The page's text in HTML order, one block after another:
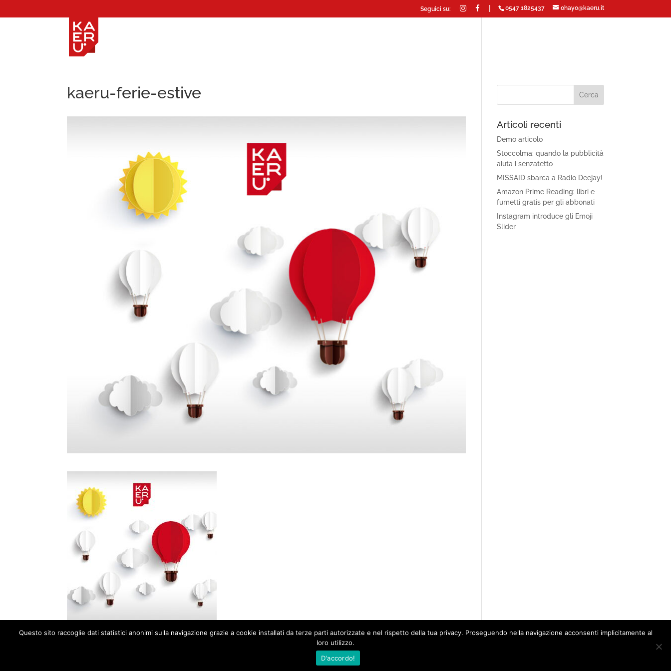
0547 1825437 ohayo@kaeru.it
Seguici su:
kaeru-ferie-estive
Articoli recenti
Demo articolo
Stoccolma: quando la pubblicità
aiuta i senzatetto
MISSAID sbarca a Radio Deejay!
Amazon Prime Reading: libri e
fumetti gratis per gli abbonati
Instagram introduce gli Emoji
Slider
Questo sito raccoglie dati statistici anonimi sulla navigazione grazie a cookie installati da terze parti autorizzate e nel rispetto della tua privacy. Proseguendo nella navigazione acconsenti implicitamente al
loro utilizzo.
D'accordo!